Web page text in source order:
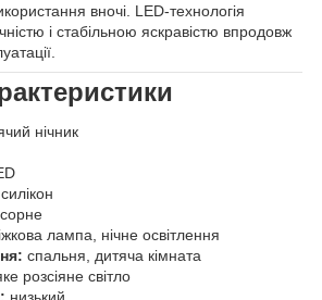
вночі. LED-технологія
і стабільною яскравістю впродовж
нічник
силікон
лампа, нічне освітлення
спальня, дитяча кімната
розсіяне світло